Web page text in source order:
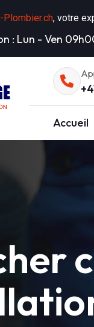
Plombier.ch, votre
: Lun - Ven
Accueil